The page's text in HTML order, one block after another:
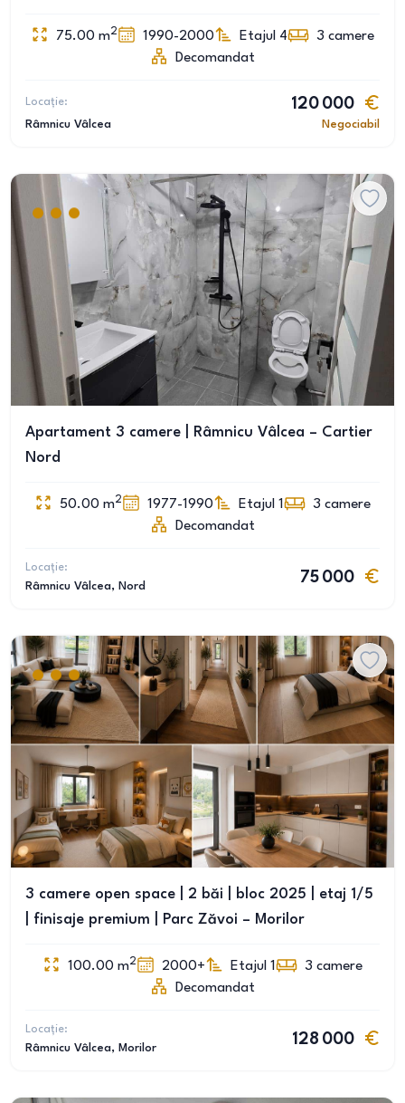
75.00 m2 1990-2000 Etajul 4 3 camere
Decomandat
Locație:
Râmnicu Vâlcea
120 000
Negociabil
Apartament 3 camere | Râmnicu Vâlcea – Cartier
Nord
50.00 m2 1977-1990 Etajul 1 3 camere
Decomandat
Locație:
Râmnicu Vâlcea, Nord
75 000
3 camere open space | 2 băi | bloc 2025 | etaj 1/5
| finisaje premium | Parc Zăvoi – Morilor
100.00 m2 2000+ Etajul 1 3 camere
Decomandat
Locație:
Râmnicu Vâlcea, Morilor
128 000